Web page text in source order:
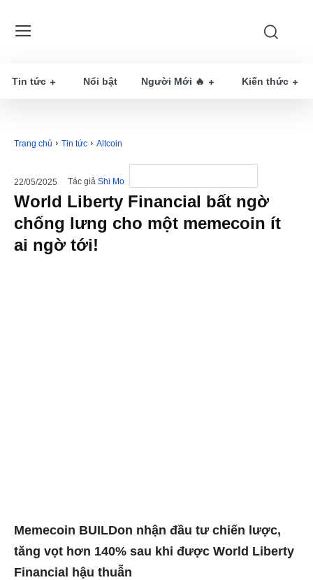
Tin tức Nổi bật Người Mới 🔥 Kiến thức
Trang chủ Tin tức Altcoin
22/05/2025 Tác giả Shi Mo
World Liberty Financial bất ngờ
chống lưng cho một memecoin ít
ai ngờ tới!
Memecoin BUILDon nhận đầu tư chiến lược,
tăng vọt hơn 140% sau khi được World Liberty
Financial hậu thuẫn